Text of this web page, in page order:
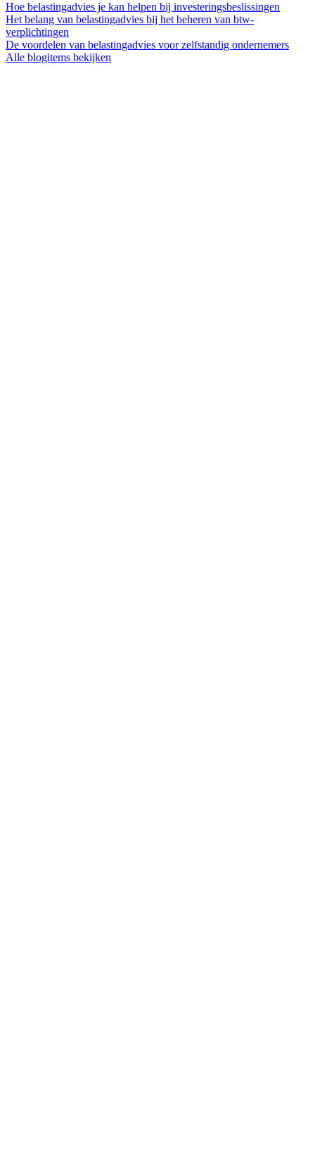
Hoe belastingadvies je kan helpen bij investeringsbeslissingen
Het belang van belastingadvies bij het beheren van btw-
verplichtingen
De voordelen van belastingadvies voor zelfstandig ondernemers
Alle blogitems bekijken